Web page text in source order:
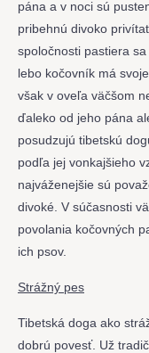
pána a v noci sú
pribehnú divoko
spoločnosti pastiera
lebo kočovník má
však v oveľa väčšom
ďaleko od jeho pána
posudzujú tibetskú
podľa jej vonkajšieho
najváženejšie sú
divoké. V súčasnosti
povolania kočovných
ich psov.
Strážný pes
Tibetská doga ako
dobrú povesť. Už